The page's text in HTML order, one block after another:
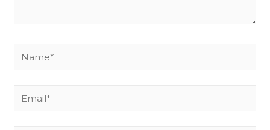
Name*
Email*